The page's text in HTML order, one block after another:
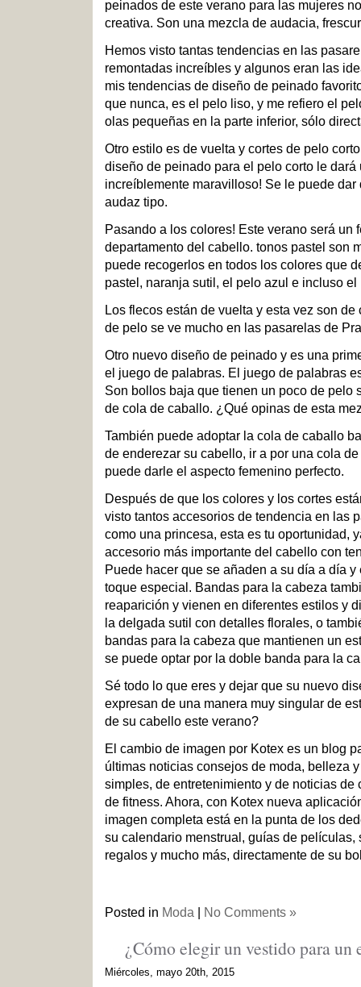
peinados de este verano para las mujeres
creativa. Son una mezcla de audacia,
Hemos visto tantas tendencias en las
remontadas increíbles y algunos eran las
mis tendencias de diseño de peinado
que nunca, es el pelo liso, y me refiero el
olas pequeñas en la parte inferior, sólo
Otro estilo es de vuelta y cortes de pelo
diseño de peinado para el pelo corto le dará
increíblemente maravilloso! Se le puede
audaz tipo.
Pasando a los colores! Este verano será un
departamento del cabello. tonos pastel son
puede recogerlos en todos los colores que
pastel, naranja sutil, el pelo azul e incluso el
Los flecos están de vuelta y esta vez son de
de pelo se ve mucho en las pasarelas de
Otro nuevo diseño de peinado y es una
el juego de palabras. El juego de palabras
Son bollos baja que tienen un poco de pelo
de cola de caballo. ¿Qué opinas de esta
También puede adoptar la cola de caballo
de enderezar su cabello, ir a por una cola
puede darle el aspecto femenino perfecto.
Después de que los colores y los cortes
visto tantos accesorios de tendencia en las
como una princesa, esta es tu oportunidad,
accesorio más importante del cabello con
Puede hacer que se añaden a su día a día
toque especial. Bandas para la cabeza
reaparición y vienen en diferentes estilos y
la delgada sutil con detalles florales, o
bandas para la cabeza que mantienen un
se puede optar por la doble banda para la
Sé todo lo que eres y dejar que su nuevo
expresan de una manera muy singular de
de su cabello este verano?
El cambio de imagen por Kotex es un blog
últimas noticias consejos de moda, belleza
simples, de entretenimiento y de noticias de
de fitness. Ahora, con Kotex nueva
imagen completa está en la punta de los
su calendario menstrual, guías de
regalos y mucho más, directamente de su
Posted in Moda No Comments »
¿Cómo elegir un vestido para un
Miércoles, mayo 20th, 2015